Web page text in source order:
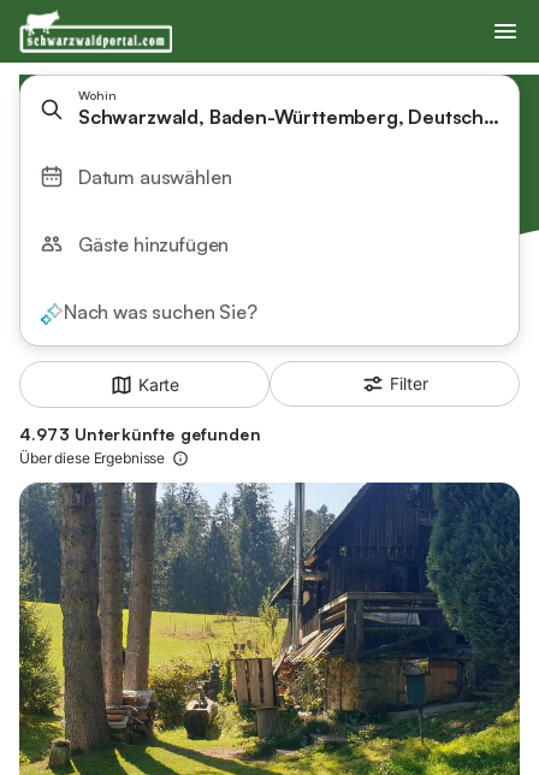
Wohin
Schwarzwald, Baden-Württemberg, Deutschland
Datum auswählen
Gäste hinzufügen
Nach was suchen Sie?
Karte Filter
4.973 Unterkünfte gefunden
Über diese Ergebnisse